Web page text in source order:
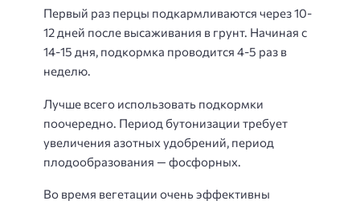
Первый раз перцы подкармливаются через 10-
12 дней после высаживания в грунт. Начиная с
14-15 дня, подкормка проводится 4-5 раз в
неделю.
Лучше всего использовать подкормки
поочередно. Период бутонизации требует
увеличения азотных удобрений, период
плодообразования — фосфорных.
Во время вегетации очень эффективны